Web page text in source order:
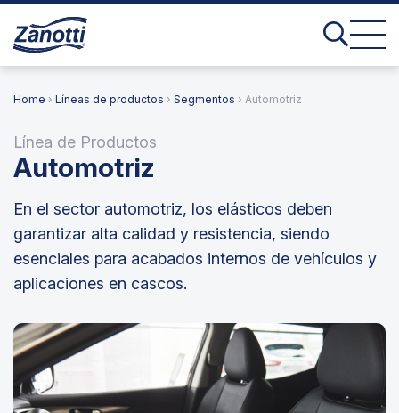
Home › Líneas de productos › Segmentos › Automotriz
Línea de Productos
Automotriz
En el sector automotriz, los elásticos deben
garantizar alta calidad y resistencia, siendo
esenciales para acabados internos de vehículos y
aplicaciones en cascos.